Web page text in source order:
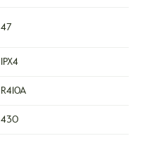
47
IPX4
R410A
430